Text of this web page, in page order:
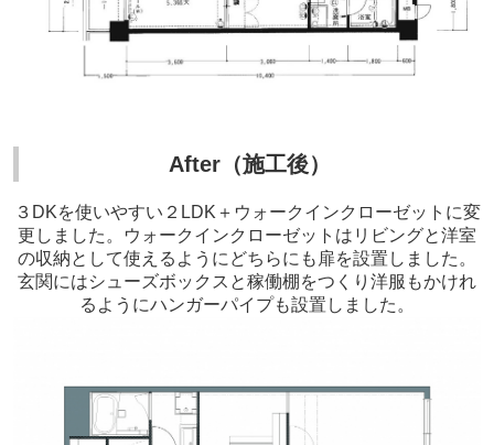
After（施工後）
３DKを使いやすい２LDK＋ウォークインクローゼットに変
更しました。ウォークインクローゼットはリビングと洋室
の収納として使えるようにどちらにも扉を設置しました。
玄関にはシューズボックスと稼働棚をつくり洋服もかけれ
るようにハンガーパイプも設置しました。